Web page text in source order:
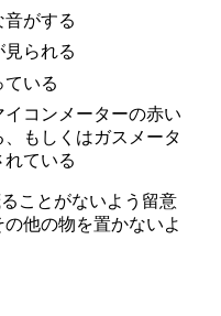
がする
られる
いる
コンメーターの赤い
もしくはガスメータ
ている
ことがないよう留意
他の物を置かないよ